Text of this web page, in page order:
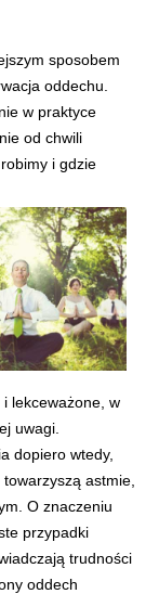
sposobem
oddechu.
w praktyce
od chwili
i gdzie
lekceważone, w
uwagi.
dopiero wtedy,
astmie,
O znaczeniu
przypadki
trudności
oddech